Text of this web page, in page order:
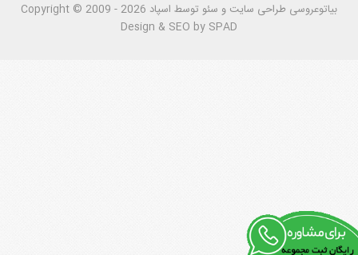
بیاتوعروسی Copyright © 2009 - 2026 طراحی سايت و سئو توسط اسپاد
Design & SEO by SPAD